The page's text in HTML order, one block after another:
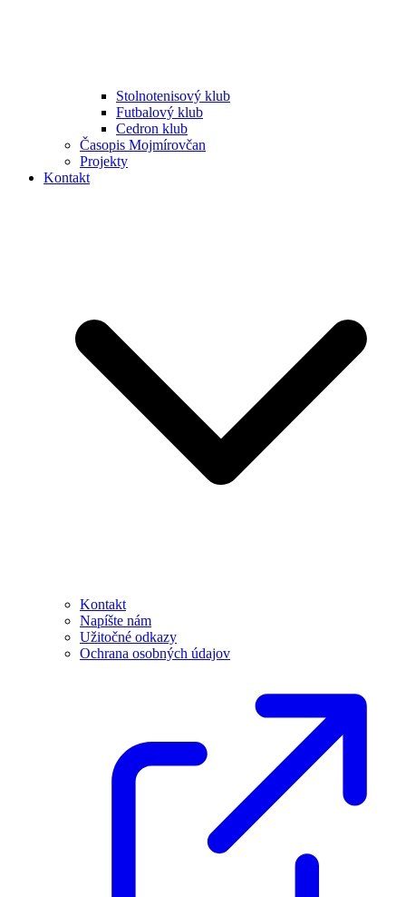
Stolnotenisový klub
Futbalový klub
Cedron klub
Časopis Mojmírovčan
Projekty
Kontakt
Kontakt
Napíšte nám
Užitočné odkazy
Ochrana osobných údajov